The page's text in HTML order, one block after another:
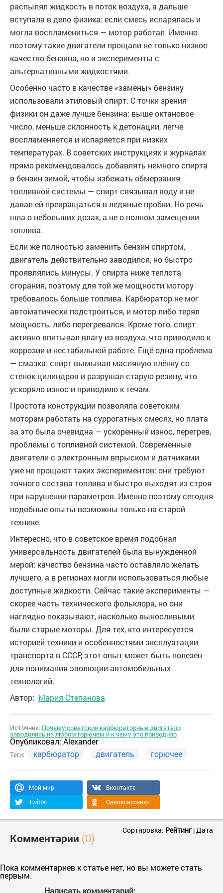
распылял жидкость в поток воздуха, а дальше
вступала в дело физика: если смесь испарялась и
могла воспламениться — мотор работал. Именно
поэтому такие двигатели прощали не только низкое
качество бензина, но и эксперименты с
альтернативными жидкостями.
Особенно часто в качестве «замены» бензину
использовали этиловый спирт. С точки зрения
физики он даже лучше бензина: выше октановое
число, меньше склонность к детонации, легче
воспламеняется и испаряется при низких
температурах. В советских инструкциях и журналах
прямо рекомендовалось добавлять немного спирта
в бензин зимой, чтобы избежать обмерзания
топливной системы — спирт связывал воду и не
давал ей превращаться в ледяные пробки. Но речь
шла о небольших дозах, а не о полном замещении
топлива.
Если же полностью заменить бензин спиртом,
двигатель действительно заводился, но быстро
проявлялись минусы. У спирта ниже теплота
сгорания, поэтому для той же мощности мотору
требовалось больше топлива. Карбюратор не мог
автоматически подстроиться, и мотор либо терял
мощность, либо перегревался. Кроме того, спирт
активно впитывал влагу из воздуха, что приводило к
коррозии и нестабильной работе. Ещё одна проблема
— смазка: спирт вымывал масляную плёнку со
стенок цилиндров и разрушал старую резину, что
ускоряло износ и приводило к течам.
Простота конструкции позволяла советским
моторам работать на суррогатных смесях, но плата
за это была очевидна — ускоренный износ, перегрев,
проблемы с топливной системой. Современные
двигатели с электронным впрыском и датчиками
уже не прощают таких экспериментов: они требуют
точного состава топлива и быстро выходят из строя
при нарушении параметров. Именно поэтому сегодня
подобные опыты возможны только на старой
технике.
Интересно, что в советское время подобная
универсальность двигателей была вынужденной
мерой: качество бензина часто оставляло желать
лучшего, а в регионах могли использоваться любые
доступные жидкости. Сейчас такие эксперименты —
скорее часть технического фольклора, но они
наглядно показывают, насколько выносливыми
были старые моторы. Для тех, кто интересуется
историей техники и особенностями эксплуатации
транспорта в СССР, этот опыт может быть полезен
для понимания эволюции автомобильных
технологий.
Автор: Мария Степанова
Источник: Почему советские карбюраторные двигатели
заводились на любом горючем и к чему это приводило
Опубликовал: Alexander
Теги: карбюратор двигатель горючее
Мой мир
Вконтакте
Twitter
Одноклассники
Комментарии (0)
Сортировка: Рейтинг|Дата
Пока комментариев к статье нет, но вы можете стать
первым.